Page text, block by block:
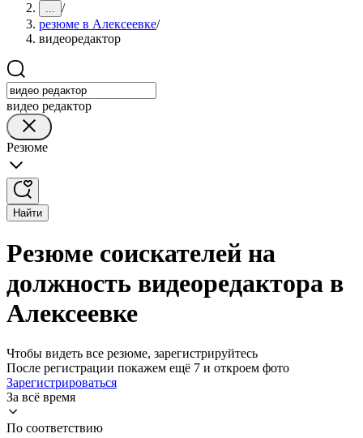
... /
резюме в Алексеевке/
видеоредактор
видео редактор
Резюме
Найти
Резюме соискателей на
должность видеоредактора в
Алексеевке
Чтобы видеть все резюме, зарегистрируйтесь
После регистрации покажем ещё 7 и откроем фото
Зарегистрироваться
За всё время
По соответствию